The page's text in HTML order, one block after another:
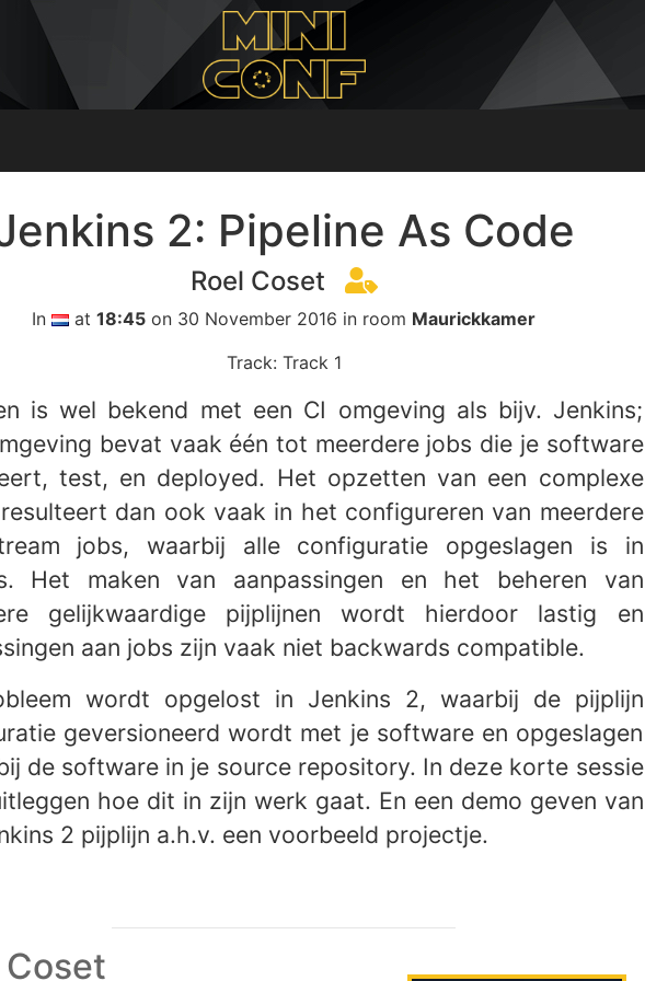
2: Pipeline As Code
Roel Coset
In at 18:45 on 30 November 2016 in room Maurickkamer
Track: Track 1
is wel bekend met een CI omgeving als bijv. Jenkins;
bevat vaak één tot meerdere jobs die je software
test, en deployed. Het opzetten van een complexe
dan ook vaak in het configureren van meerdere
jobs, waarbij alle configuratie opgeslagen is in
Het maken van aanpassingen en het beheren van
gelijkwaardige pijplijnen wordt hierdoor lastig en
aan jobs zijn vaak niet backwards compatible.
wordt opgelost in Jenkins 2, waarbij de pijplijn
geversioneerd wordt met je software en opgeslagen
de software in je source repository. In deze korte sessie
hoe dit in zijn werk gaat. En een demo geven van
2 pijplijn a.h.v. een voorbeeld projectje.
Coset